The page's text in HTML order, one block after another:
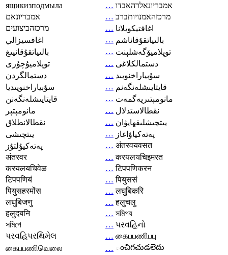
ящикизподмыла
… אמבריונאלרהאבדו
אמבריונאם
… מרכזהאמנויותברב
מרכזהביצועים
… اغافتيكويلانا
اغافسيزالي
… بالىياتقۇقاناشم
بالىياتقۇقانيىغ
… توپلاميۆگەشلېنت
توپلاميۇچۇرى
… دستمالکلاغی
دستمالگردن
… سۇبياراخنويىد
سۇبياراخنويىديا
… قايتايىشلەنگەنم
قايتايىشلەنگەنن
… مانومېتىريەگمەت
مانومېتېر
… نقطالاستدلال
نقطالانطلاق
… يىتچىشلىقھايۋان
يىتچىشى
… پەتەكياۋاغاز
پەتەكيۇلتۇز
… अंतरवयवसत
अंतरवर
… करयलयचिइमरत
करयलयचिवेळ
… टिपपणिकरन
टिपपणियं
… पियुससं
पियुसहरमोंस
… लघुबिकरि
लघुबिजणु
… हलुचलु
हलुदबनि
… সমিপয
সমিপে
… પરવહિનો
પરવહિપરથિમેલ
… கைபபணிபபு
கைபபணிவெலை
… ంచిగచుడలెదు